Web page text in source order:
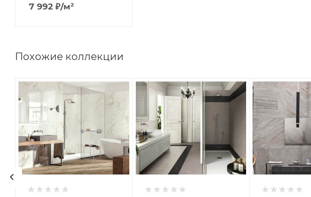
7 992 ₽/м²
Похожие коллекции